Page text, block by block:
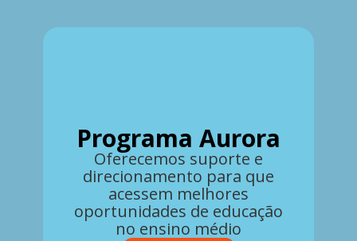
Programa Aurora
Oferecemos suporte e
direcionamento para que
acessem melhores
oportunidades de educação
no ensino médio